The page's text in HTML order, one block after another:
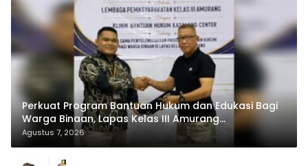
Perkuat Program Bantuan Hukum dan Edukasi Bagi
Warga Binaan, Lapas Kelas III Amurang
Tandatangani MoU Dengan LBH KASALANG CENTER
Agustus 7, 2026